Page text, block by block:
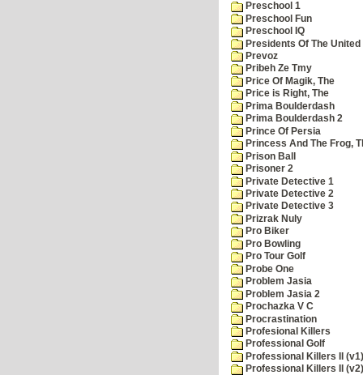
Preschool 1
Preschool Fun
Preschool IQ
Presidents Of The
Prevoz
Pribeh Ze Tmy
Price Of Magik, The
Price is Right, The
Prima Boulderdash
Prima Boulderdash 2
Prince Of Persia
Princess And The Frog,
Prison Ball
Prisoner 2
Private Detective 1
Private Detective 2
Private Detective 3
Prizrak Nuly
Pro Biker
Pro Bowling
Pro Tour Golf
Probe One
Problem Jasia
Problem Jasia 2
Prochazka V C
Procrastination
Profesional Killers
Professional Golf
Professional Killers II (v1)
Professional Killers II (v2)